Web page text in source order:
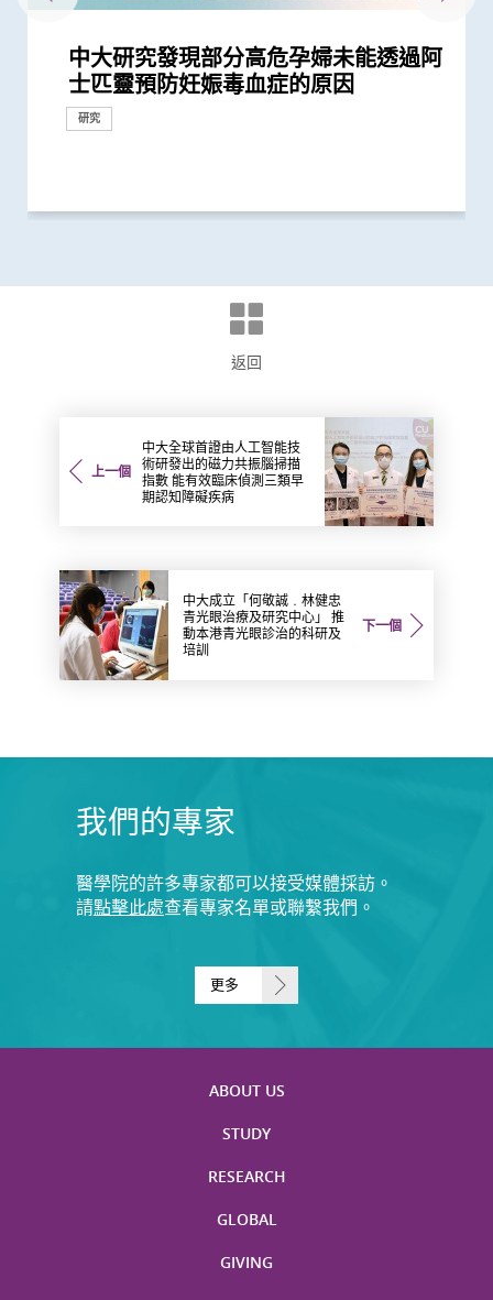
中大研究發現部分高危孕婦未能透過阿
士匹靈預防妊娠毒血症的原因
研究
中大發現治療子宮內膜異位症的新靶點
及藥物
研究
中大醫學院長達近20年追蹤研究 揭示
妊娠糖尿及懷孕期血糖上升對孕婦及子
女的長期健康風險
中大領導亞洲多中心研究證實早孕期
「早產妊娠毒血症」篩查及預防 有助
高危孕婦減四成患病風險 與威院推行...
中大研究發現接種疫苗加強劑有效提高
母乳中新冠病毒抗體 保護年幼嬰兒
研究
中大改良英國胎兒醫學基金會之「三重
檢測方法」 證可提升亞洲孕婦「早產
妊娠毒血症檢出率」一倍
中大與美國專家攜手合作進行臨床遺傳
學培訓 設立本港首個一站式遺傳病門
診服務
中大全新一站式PGT-Plus方案 精準辨
識傳統檢測中複雜基因異常「盲點」
降低人工受孕流產及異常妊娠風險
中大醫學院潘昭頤教授獲頒「裘槎優秀
醫學科研者獎2026」
獎項及榮譽
懷未足月孖胎孕婦急性主動脈撕裂 情
況極罕見危急 中大威院跨專科團隊成
功為孕婦緊急修復主動脈保三命
中大成功利用自家研發的腹腔鏡機械人
完成橫跨歐亞三地20,000公里遙距手術
彰顯香港突破地域界限 匯聚國際知名...
中大獲研資局2025/26年度「策略專題
研究資助金」撥款3,150萬港元
研究
中大醫學院跨國合作研究成功開發針對
華人群體的「1型糖尿病基因風險評
分」工具 大幅提升糖尿病分類診斷準...
中大醫學院與正大天晴簽署合作框架協
議 緊密結合及發揮內地與香港醫藥創
新科研、人才培訓、轉化和產業優勢
中大與倫敦大學瑪麗皇后學院領導全球
最大型「縮時成像培養箱」研究 發現
以此技術培養體外受精胚胎效果與傳...
中大與歐美合作夥伴共同領導國際研究
為自閉症患者男女失衡比例帶來嶄新見
解
中大領導之國際研究發現2型糖尿病患
者併發腎病及心血管疾病的代謝生物標
誌物
中大醫學院與奧林巴斯簽署合作備忘錄
共建「臨床前及臨床研究中心」 發展
內鏡及腹腔鏡創新科技
中大輔助生育技術中心助本港癌症患者
保存生殖能力
研究
中大與家計會合作開展賽馬會「高危配
偶遺傳病基因篩查」計劃
健康推廣計劃
中大醫學院聯同韓國知名學府為肺癌免
疫療法開發人工智能分析工具
研究
中大醫學院發現東亞地區肺癌發病率及
死亡率冠絕全球
研究
中大聯同港大及倫敦大學學院破解基因
突變引致先天性巨結腸症機制 為開發
嶄新治療方案提供線索
中大研究顯示新冠病毒抗體可經母體傳
至胎兒
研究
中大醫學院聯同全球糖尿病知名專家合
作四年 為《刺針》制定糖尿病多元綜
合策略
中大證實改良版高能聚焦超聲波有效治
療子宮肌瘤
研究
中大全基因組測序技術為慣性流產夫婦
作更精準的遺傳病因檢測及診斷
研究
中大醫學院與阿斯利康首度合作糖尿病
腎病研究 制訂全球應對糖尿病腎病新
策略
患有多囊卵巢綜合症華人女性的糖尿病
風險是非患病人士的4倍
研究
中大率先引入全基因組測序技術作胎兒
產前診斷
研究
中大研究警示懷孕婦女注意體重增幅
研究
中大建議所有孕婦作口服葡萄糖耐量測
試 全港兩成孕婦患妊娠糖尿 研究發現
其子女糖尿病風險為同齡兒童3倍
中大推全球首項運用「單細胞基因技
術」檢測卵子質素研究 破解卵子老化
及女性不育之謎
中大再獲夏約書孤兒症基金會支持新生
兒篩查服務 新增「先天性腎上腺皮質
增生症」檢測
中大發現本港孕婦乙肝帶菌率維持偏高
與25年前未引入初生嬰兒全面疫苗計劃
時相若
中文大學與倫敦帝國學院共同推動創新
醫療科技
國際合作
中大證實注射「加壓素」可有效降低宮
腔鏡子宮肌瘤切除術風險
研究
中大與夏約書孤兒症基金會攜手合作
於本港率先推出新生兒代謝篩查計劃
捐款
中大首推全港脆性X綜合症 (X染色體易
裂症) 篩查服務
臨床服務
中大在內鏡技術取得重大突破 成功完
成全港首宗無創內鏡機械人手術
外科創新技術
中大率先引入基因晶(芯)片技術作胎兒
產前診斷
研究
返回
上一個
中大全球首證由人工智能技
術研發出的磁力共振腦掃描
指數 能有效臨床偵測三類早
期認知障礙疾病
下一個
中大成立「何敬誠﹒林健忠
青光眼治療及研究中心」 推
動本港青光眼診治的科研及
培訓
我們的專家
醫學院的許多專家都可以接受媒體採訪。
請點擊此處查看專家名單或聯繫我們。
更多
ABOUT US
STUDY
RESEARCH
GLOBAL
GIVING